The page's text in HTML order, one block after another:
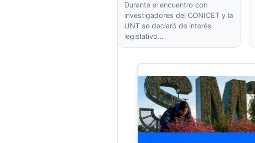
Durante el encuentro con
investigadores del CONICET y la
UNT se declaró de interés
legislativo…